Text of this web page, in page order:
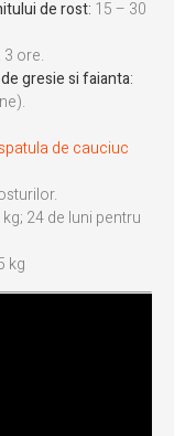
de rost: 15 – 30
3 ore.
gresie si faianta:
spatula de cauciuc
24 de luni pentru
kg